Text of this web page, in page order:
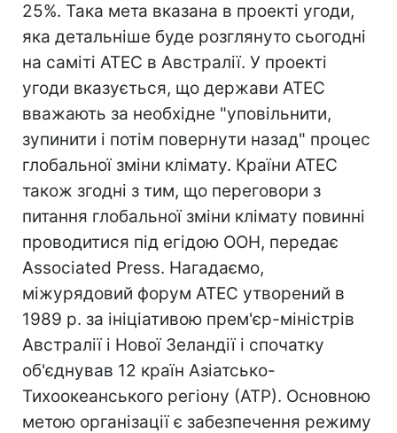
25%. Така мета вказана в проекті угоди,
яка детальніше буде розглянуто сьогодні
на саміті АТЕС в Австралії. У проекті
угоди вказується, що держави АТЕС
вважають за необхідне "уповільнити,
зупинити і потім повернути назад" процес
глобальної зміни клімату. Країни АТЕС
також згодні з тим, що переговори з
питання глобальної зміни клімату повинні
проводитися під егідою ООН, передає
Associated Press. Нагадаємо,
міжурядовий форум АТЕС утворений в
1989 р. за ініціативою прем'єр-міністрів
Австралії і Нової Зеландії і спочатку
об'єднував 12 країн Азіатсько-
Тихоокеанського регіону (АТР). Основною
метою організації є забезпечення режиму